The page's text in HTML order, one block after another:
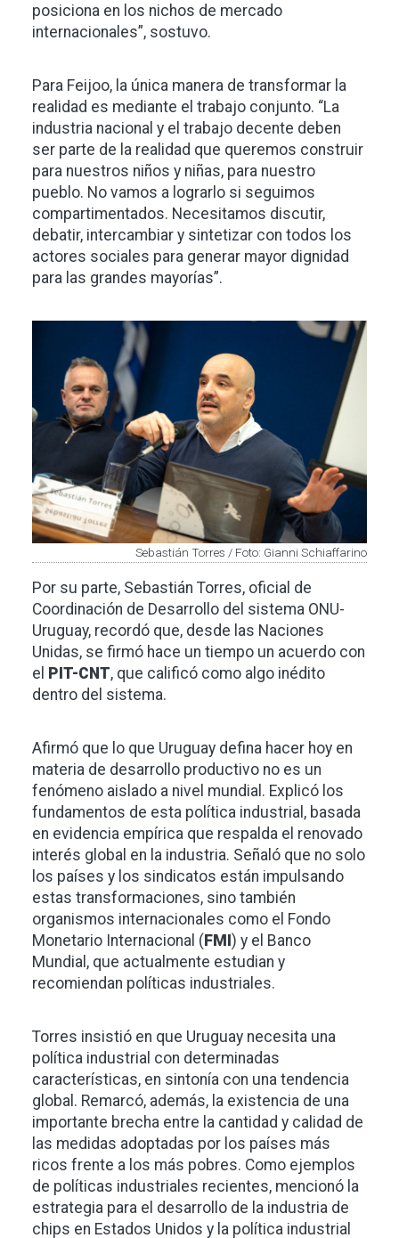
posiciona en los nichos de mercado
internacionales”, sostuvo.
Para Feijoo, la única manera de transformar la
realidad es mediante el trabajo conjunto. “La
industria nacional y el trabajo decente deben
ser parte de la realidad que queremos construir
para nuestros niños y niñas, para nuestro
pueblo. No vamos a lograrlo si seguimos
compartimentados. Necesitamos discutir,
debatir, intercambiar y sintetizar con todos los
actores sociales para generar mayor dignidad
para las grandes mayorías”.
Sebastián Torres / Foto: Gianni Schiaffarino
Por su parte, Sebastián Torres, oficial de
Coordinación de Desarrollo del sistema ONU-
Uruguay, recordó que, desde las Naciones
Unidas, se firmó hace un tiempo un acuerdo con
el
PIT-CNT, que calificó como algo inédito
dentro del sistema.
Afirmó que lo que Uruguay defina hacer hoy en
materia de desarrollo productivo no es un
fenómeno aislado a nivel mundial. Explicó los
fundamentos de esta política industrial, basada
en evidencia empírica que respalda el renovado
interés global en la industria. Señaló que no solo
los países y los sindicatos están impulsando
estas transformaciones, sino también
organismos internacionales como el Fondo
Monetario Internacional ( FMI ) y el Banco
Mundial, que actualmente estudian y
recomiendan políticas industriales.
Torres insistió en que Uruguay necesita una
política industrial con determinadas
características, en sintonía con una tendencia
global. Remarcó, además, la existencia de una
importante brecha entre la cantidad y calidad de
las medidas adoptadas por los países más
ricos frente a los más pobres. Como ejemplos
de políticas industriales recientes, mencionó la
estrategia para el desarrollo de la industria de
chips en Estados Unidos y la política industrial